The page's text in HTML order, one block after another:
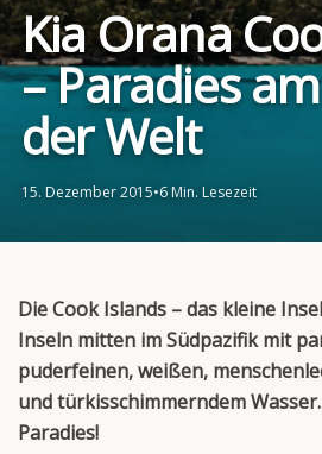
Kia Orana
– Paradies
der Welt
15. Dezember 2015•6 Min. Lesezeit
Die Cook Islands – das kleine
Inseln mitten im Südpazifik mit
puderfeinen, weißen,
und türkisschimmerndem
Paradies!